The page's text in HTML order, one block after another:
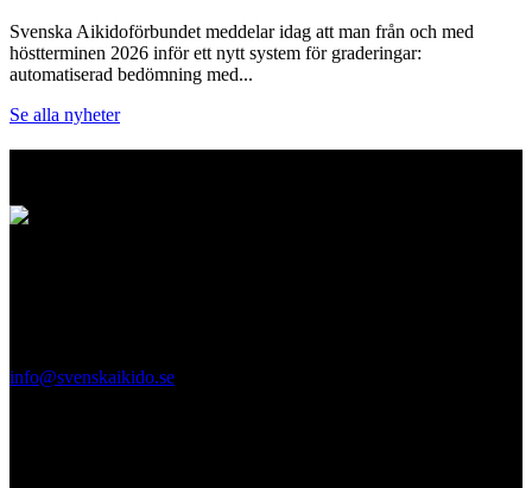
Svenska Aikidoförbundet meddelar idag att man från och med
höstterminen 2026 inför ett nytt system för graderingar:
automatiserad bedömning med...
Se alla nyheter
info@svenskaikido.se